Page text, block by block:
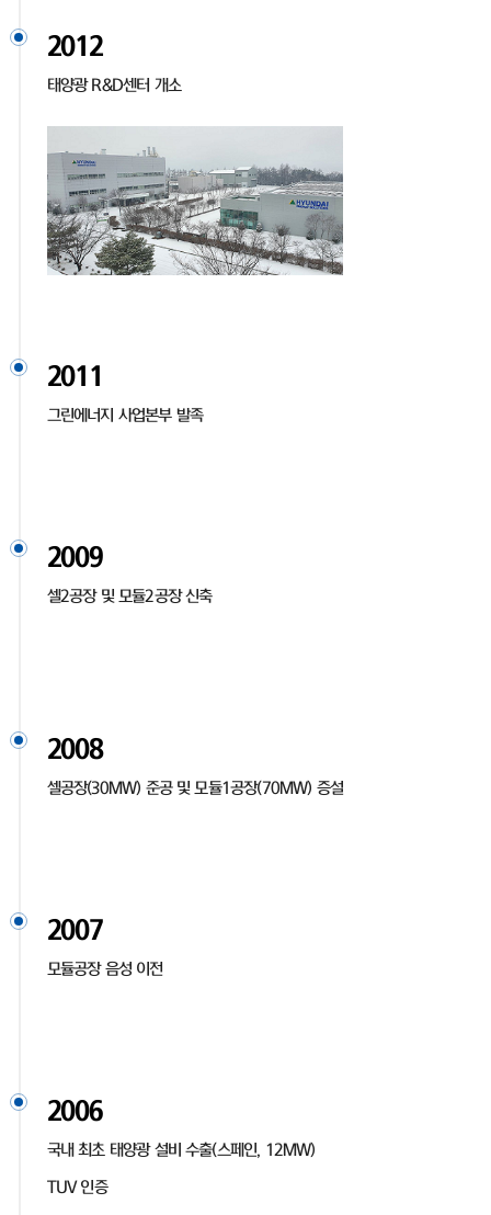
2012
태양광 R&D센터 개소
2011
그린에너지 사업본부 발족
2009
셀2공장 및 모듈2공장 신축
2008
셀공장(30MW) 준공 및 모듈1공장(70MW) 증설
2007
모듈공장 음성 이전
2006
국내 최초 태양광 설비 수출(스페인, 12MW)
TUV 인증